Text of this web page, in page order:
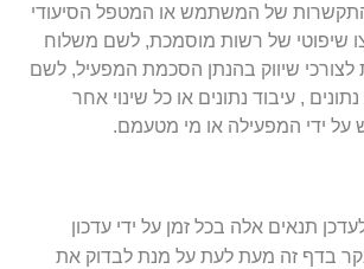
של המשתמש או המטפל הסיעודי
שיפוטי של רשות מוסמכת, לשם משלוח
לצורכי שיווק בהנתן הסכמת המפעיל, לשם
, עיבוד נתונים או כל שינוי אחר
על ידי המפעילה או מי מטעמם.
תנאים אלה בכל זמן על ידי עדכון
בדף זה מעת לעת על מנת לבדוק את